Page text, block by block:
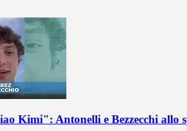
Kimi": Antonelli e Bezzecchi allo